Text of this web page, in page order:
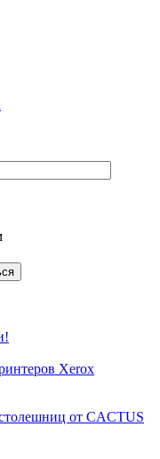
Xerox
от CACTUS